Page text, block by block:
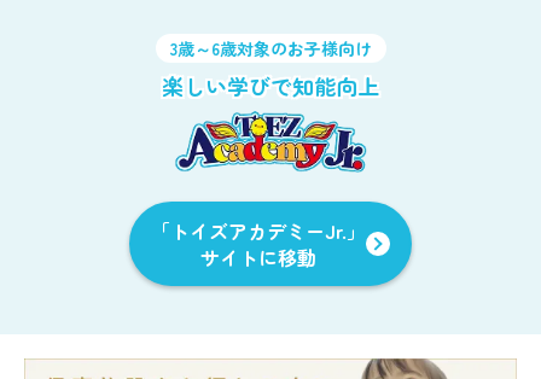
3歳～6歳対象のお子様向け
楽しい学びで知能向上
「トイズアカデミーJr.」
サイトに移動